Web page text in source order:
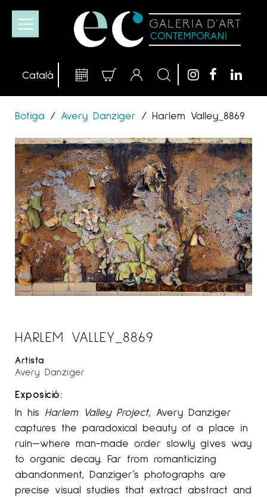
Botiga / Avery Danziger / Harlem Valley_8869
HARLEM VALLEY_8869
Artista
Avery Danziger
Exposició:
In his Harlem Valley Project, Avery Danziger
captures the paradoxical beauty of a place in
ruin—where man-made order slowly gives way
to organic decay. Far from romanticizing
abandonment, Danziger’s photographs are
precise visual studies that extract abstract and